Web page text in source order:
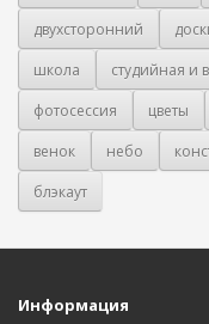
двухсторонний
школа
студийная и
фотосессия
цветы
венок
небо
блэкаут
Информация